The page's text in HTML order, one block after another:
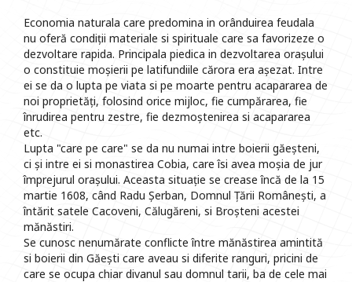
Economia naturala care predomina in orânduirea feudala
nu oferă condiții materiale si spirituale care sa favorizeze o
dezvoltare rapida. Principala piedica in dezvoltarea orașului
o constituie moșierii pe latifundiile cărora era așezat. Intre
ei se da o lupta pe viata si pe moarte pentru acapararea de
noi proprietăți, folosind orice mijloc, fie cumpărarea, fie
înrudirea pentru zestre, fie dezmoștenirea si acapararea
etc.
Lupta "care pe care" se da nu numai intre boierii găeșteni,
ci și intre ei si monastirea Cobia, care îsi avea moșia de jur
împrejurul orașului. Aceasta situație se crease încă de la 15
martie 1608, când Radu Șerban, Domnul Țării Românești, a
întărit satele Cacoveni, Călugăreni, si Broșteni acestei
mănăstiri.
Se cunosc nenumărate conflicte între mănăstirea amintită
si boierii din Găești care aveau si diferite ranguri, pricini de
care se ocupa chiar divanul sau domnul tarii, ba de cele mai